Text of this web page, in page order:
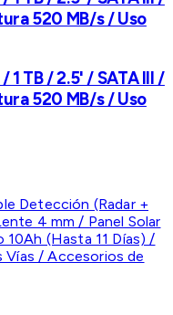
520 MB/s / Uso
TB / 2.5' / SATA III /
520 MB/s / Uso